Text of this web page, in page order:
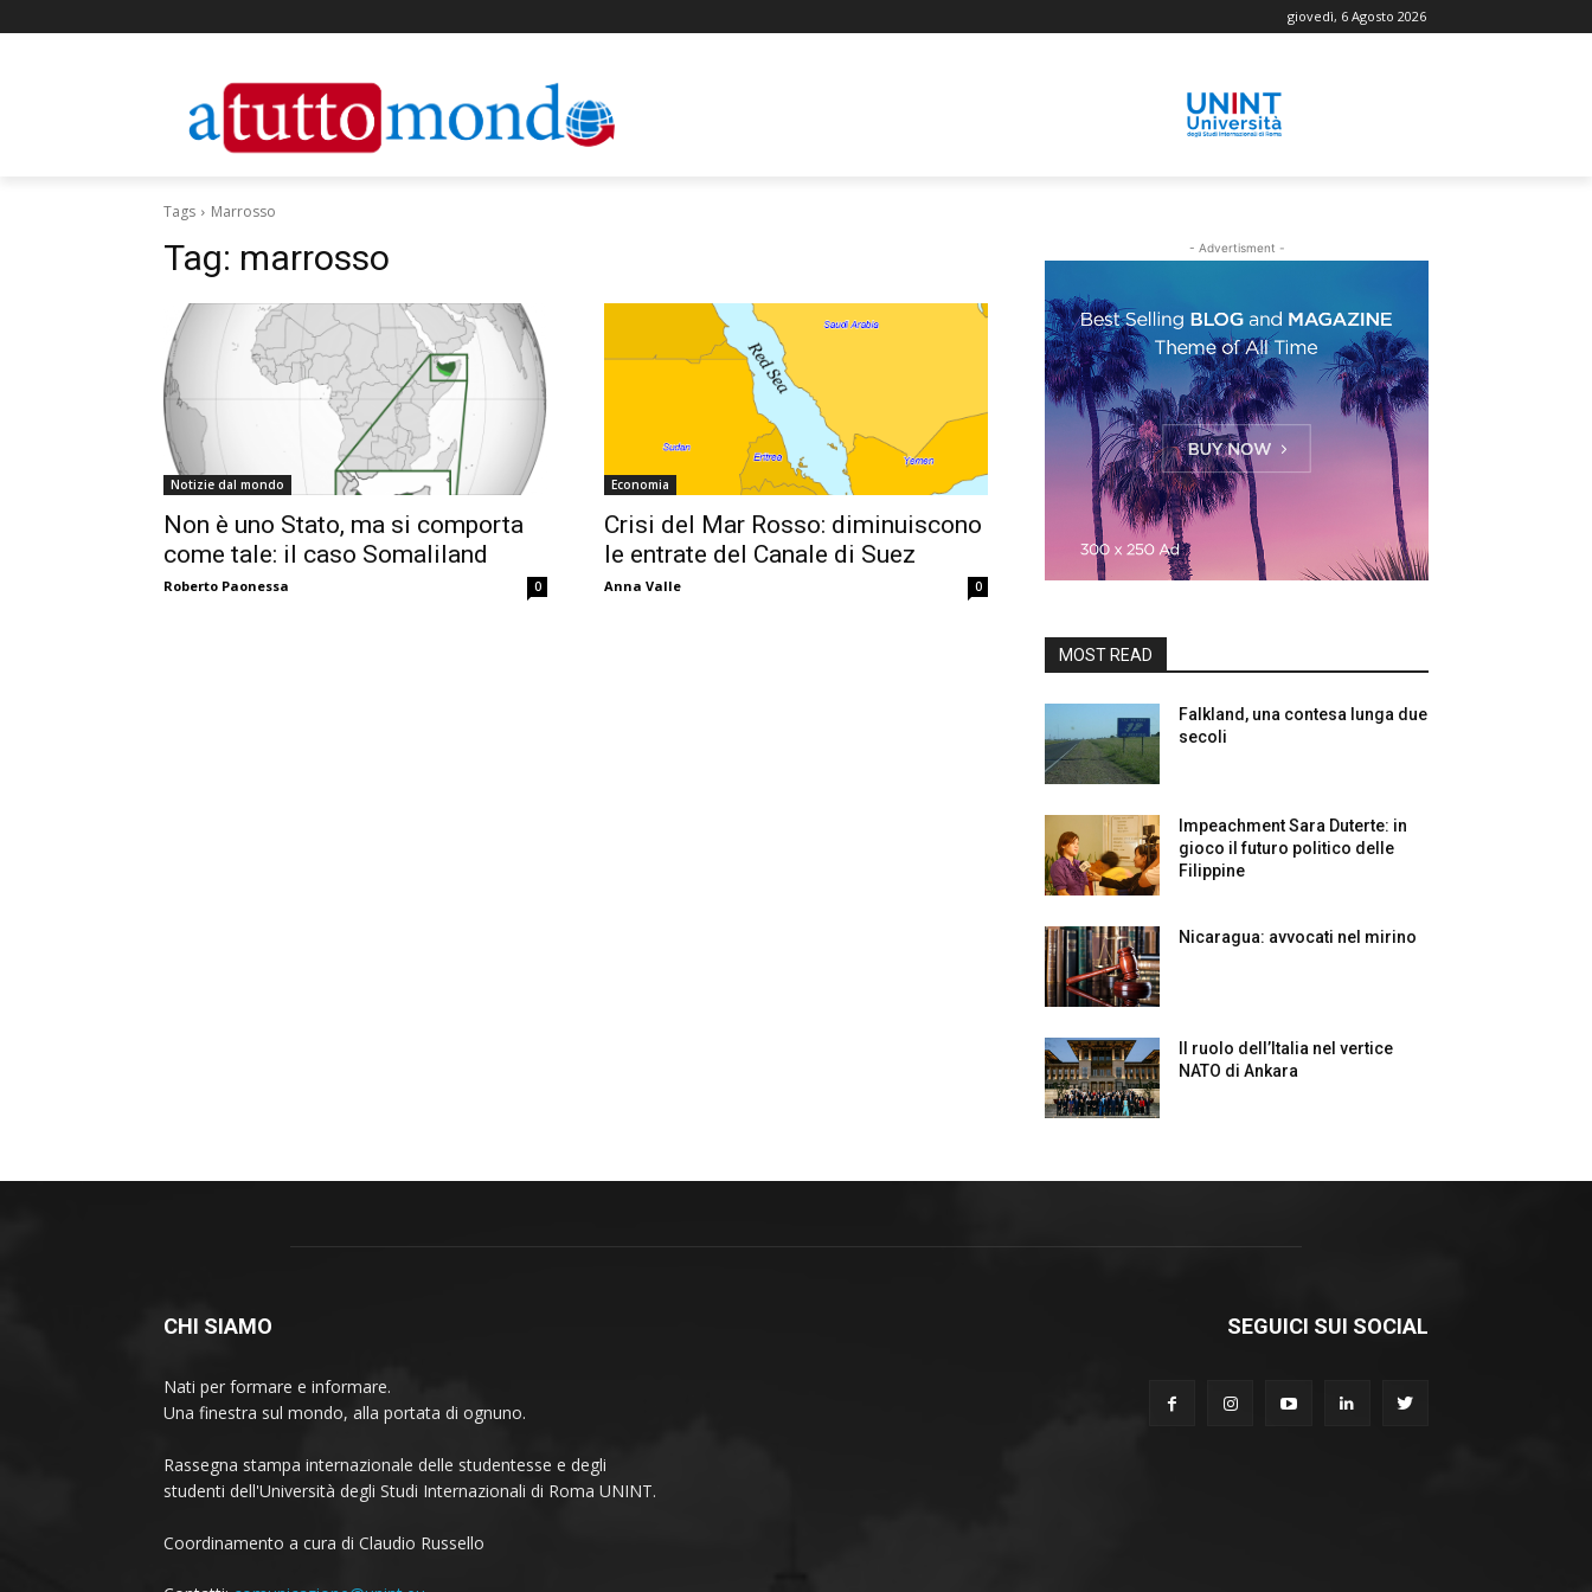
giovedì, 6 Agosto 2026
Tags Marrosso
Tag: marrosso
Notizie dal mondo
Non è uno Stato, ma si comporta
come tale: il caso Somaliland
Roberto Paonessa 0
Economia
Crisi del Mar Rosso: diminuiscono
le entrate del Canale di Suez
Anna Valle 0
- Advertisment -
MOST READ
Falkland, una contesa lunga due
secoli
Impeachment Sara Duterte: in
gioco il futuro politico delle
Filippine
Nicaragua: avvocati nel mirino
Il ruolo dell’Italia nel vertice
NATO di Ankara
CHI SIAMO
Nati per formare e informare.
Una finestra sul mondo, alla portata di ognuno.
Rassegna stampa internazionale delle studentesse e degli
studenti dell'Università degli Studi Internazionali di Roma UNINT.
Coordinamento a cura di Claudio Russello
SEGUICI SUI SOCIAL